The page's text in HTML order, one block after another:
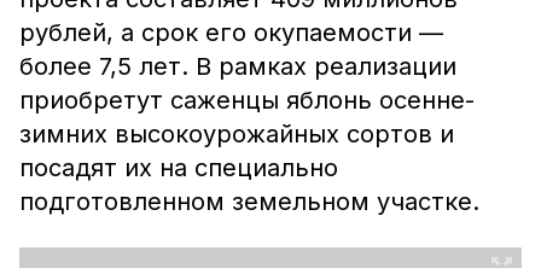
рублей, а срок его окупаемости —
более 7,5 лет. В рамках реализации
приобретут саженцы яблонь осенне-
зимних высокоурожайных сортов и
посадят их на специально
подготовленном земельном участке.